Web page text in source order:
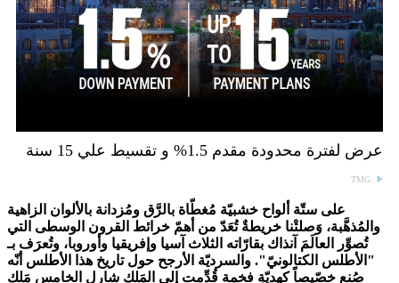
عرض لفترة محدودة مقدم 1.5% و تقسيط علي 15 سنة
TMG
على ستّة ألواح خشبيّة مُغطّاة بالرَّق ومُزدانة بالألوان الزاهية
والمُذهَّبة، وَصلتْنا خريطةٌ تُعَدّ من أهمّ خرائط القرون الوسطى التي
تُصوِّر العالَمَ آنذاك بقارّاته الثلاث آسيا وإفريقيا وأوروبا، وتُعرَف بـ
"الأطلس الكتالونيّ". والسرديّة الأرجح حول تاريخ هذا الأطلس أنّه
صُنع خصّيصاً كهديّةٍ فخمة قُدِّمت إلى المَلِك شارل الخامس مَلِك